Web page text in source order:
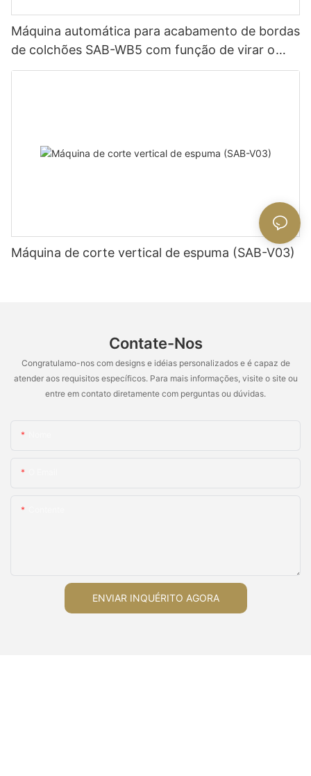
Máquina automática para acabamento de bordas
de colchões SAB-WB5 com função de virar o
colchão.
Máquina de corte vertical de espuma (SAB-V03)
Contate-Nos
Congratulamo-nos com designs e idéias personalizados e é capaz de
atender aos requisitos específicos. Para mais informações, visite o site ou
entre em contato diretamente com perguntas ou dúvidas.
ENVIAR INQUÉRITO AGORA